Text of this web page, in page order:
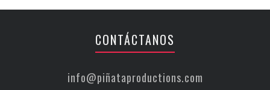
CONTÁCTANOS
info@piñataproductions.com